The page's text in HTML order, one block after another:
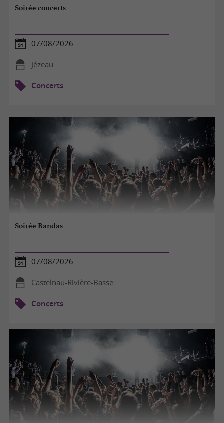
Soirée concerts
07/08/2026
Jézeau
Concerts
Soirée Bandas
07/08/2026
Castelnau-Rivière-Basse
Concerts